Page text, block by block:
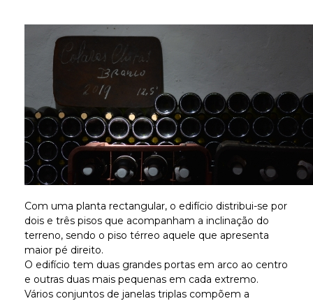
Com uma planta rectangular, o edifício distribui-se por
dois e três pisos que acompanham a inclinação do
terreno, sendo o piso térreo aquele que apresenta
maior pé direito.
O edifício tem duas grandes portas em arco ao centro
e outras duas mais pequenas em cada extremo.
Vários conjuntos de janelas triplas compõem a